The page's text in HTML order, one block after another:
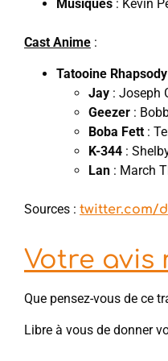
Musiques : Kevin
Cast Anime :
Tatooine Rhapsody
Jay : Joseph
Geezer :
Boba Fett :
K-344 :
Lan : March
Sources : twitter.com/
Votre avis
Que pensez-vous de ce
Libre à vous de donner